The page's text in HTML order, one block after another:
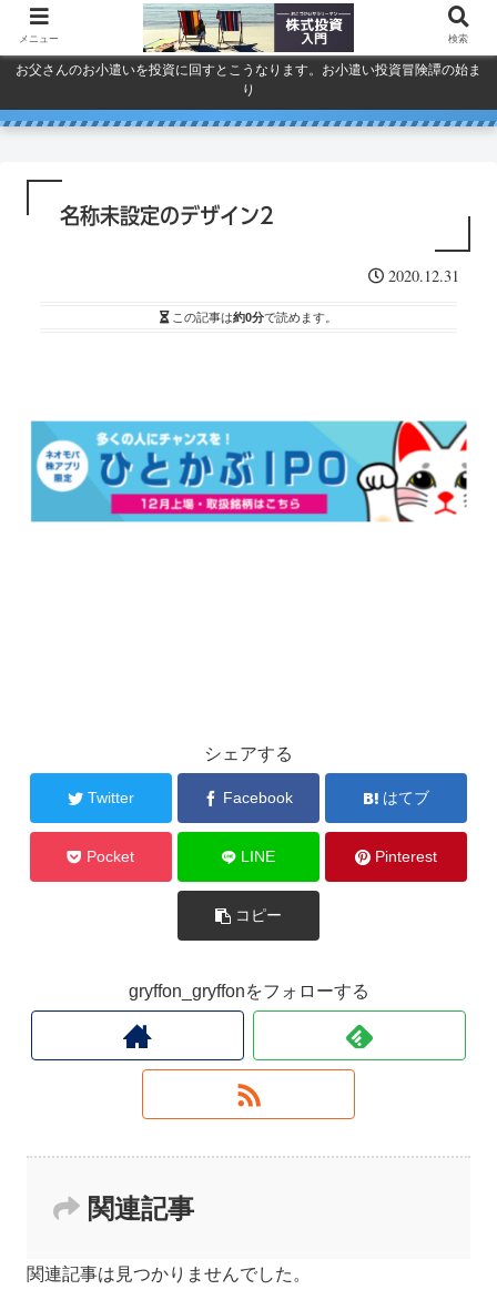
お父さんのお小遣いを投資に回すとこうなります。お小遣い投資冒険譚の始ま
り
名称未設定のデザイン2
2020.12.31
この記事は約0分で読めます。
シェアする
Twitter Facebook はてブ
Pocket LINE Pinterest
コピー
gryffon_gryffonをフォローする
関連記事
関連記事は見つかりませんでした。
メニュー 検索